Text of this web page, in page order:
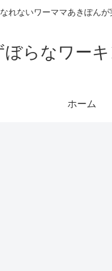
れないワーママあきぽん
ぼらなワー
ホーム